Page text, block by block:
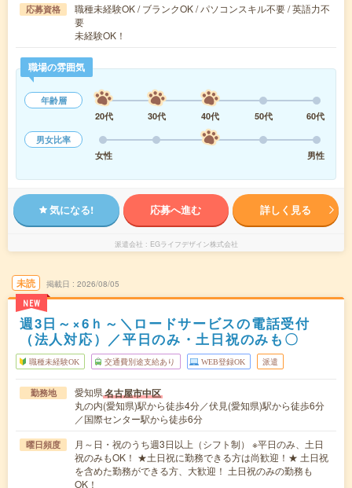
応募資格
職種未経験OK / ブランクOK / パソコンスキル不要 / 英語力不
要
未経験OK！
職場の雰囲気
年齢層
20代
30代 40代 50代
60代
男女比率
女性
男性
気になる! 応募へ進む 詳しく見る
派遣会社 EGライフデザイン株式会社
未読
NEW
掲載日 2026/08/05
週3日～×6ｈ～＼ロードサービスの電話受付
（法人対応）／平日のみ・土日祝のみも〇
職種未経験OK 交通費別途支給あり WEB登録OK 派遣
勤務地 愛知県名古屋市中区
丸の内(愛知県)駅から徒歩4分／伏見(愛知県)駅から徒歩6分
／国際センター駅から徒歩6分
曜日頻度
月～日・祝のうち週3日以上（シフト制） ※平日のみ、土日
祝のみもOK！ ★土日祝に勤務できる方は尚歓迎！★ 土日祝
を含めた勤務ができる方、大歓迎！ 土日祝のみの勤務も
OK！